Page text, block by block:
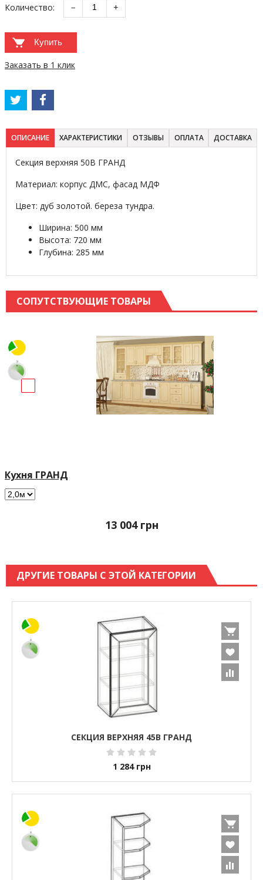
Количество: − +
Купить
Заказать в 1 клик
ОПИСАНИЕ ХАРАКТЕРИСТИКИ ОТЗЫВЫ ОПЛАТА ДОСТАВКА
Секция верхняя 50В ГРАНД
Материал: корпус ДМС, фасад МДФ
Цвет: дуб золотой. береза тундра.
Ширина: 500 мм
Высота: 720 мм
Глубина: 285 мм
СОПУТСТВУЮЩИЕ ТОВАРЫ
Кухня ГРАНД
13 004 грн
ДРУГИЕ ТОВАРЫ С ЭТОЙ КАТЕГОРИИ
СЕКЦИЯ ВЕРХНЯЯ 45В ГРАНД
1 284 грн